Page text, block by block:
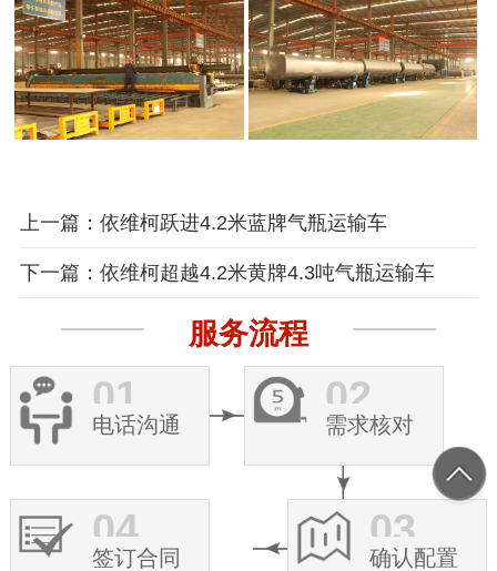
上一篇：依维柯跃进4.2米蓝牌气瓶运输车
下一篇：依维柯超越4.2米黄牌4.3吨气瓶运输车
服务流程
01
电话沟通
02
需求核对
03
确认配置
04
签订合同